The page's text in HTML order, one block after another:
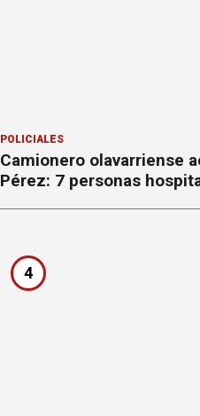
POLICIALES
Camionero olavarriense
Pérez: 7 personas
4